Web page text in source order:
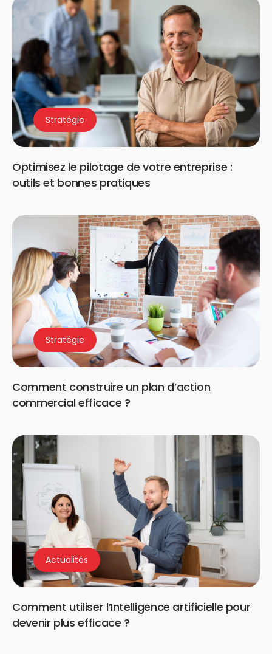
Optimisez le pilotage de votre entreprise :
outils et bonnes pratiques
Stratégie
Comment construire un plan d’action
commercial efficace ?
Stratégie
Comment utiliser l’Intelligence artificielle pour
devenir plus efficace ?
Actualités